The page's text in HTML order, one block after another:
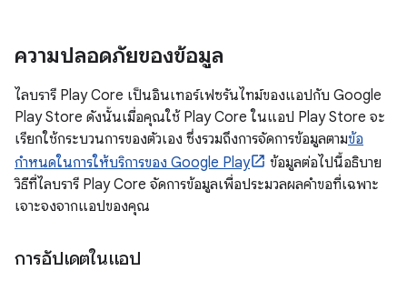
ความปลอดภัยของข้อมูล
ไลบรารี Play Core เป็นอินเทอร์เฟซรันไทม์ของแอปกับ Google
Play Store ดังนั้นเมื่อคุณใช้ Play Core ในแอป Play Store จะ
เรียกใช้กระบวนการของตัวเอง ซึ่งรวมถึงการจัดการข้อมูลตามข้อ
กำหนดในการให้บริการของ Google Play
ข้อมูลต่อไปนี้อธิบาย
วิธีที่ไลบรารี Play Core จัดการข้อมูลเพื่อประมวลผลคําขอที่เฉพาะ
เจาะจงจากแอปของคุณ
การอัปเดตในแอป